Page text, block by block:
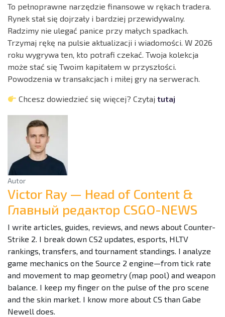
To pełnoprawne narzędzie finansowe w rękach tradera.
Rynek stał się dojrzały i bardziej przewidywalny.
Radzimy nie ulegać panice przy małych spadkach.
Trzymaj rękę na pulsie aktualizacji i wiadomości. W 2026
roku wygrywa ten, kto potrafi czekać. Twoja kolekcja
może stać się Twoim kapitałem w przyszłości.
Powodzenia w transakcjach i miłej gry na serwerach.
Chcesz dowiedzieć się więcej? Czytajtutaj
Autor
Victor Ray — Head of Content &
Главный редактор CSGO-NEWS
I write articles, guides, reviews, and news about Counter-
Strike 2. I break down CS2 updates, esports, HLTV
rankings, transfers, and tournament standings. I analyze
game mechanics on the Source 2 engine—from tick rate
and movement to map geometry (map pool) and weapon
balance. I keep my finger on the pulse of the pro scene
and the skin market. I know more about CS than Gabe
Newell does.